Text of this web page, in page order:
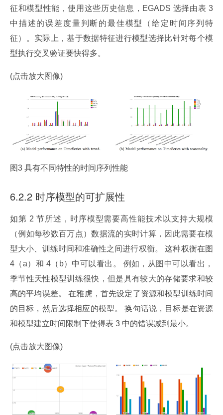
征和模型性能，使用这些历史信息，EGADS 选择由表 3
中描述的误差度量判断的最佳模型（给定时间序列特
征）。实际上，基于数据特征进行模型选择比针对每个模
型执行交叉验证要快得多。
(点击放大图像)
图3 具有不同特性的时间序列性能
6.2.2 时序模型的可扩展性
如第 2 节所述，时序模型需要高性能技术以支持大规模
（例如每秒数百万点）数据流的实时计算，因此需要在模
型大小、训练时间和准确性之间进行权衡。 这种权衡在图
4（a）和 4（b）中可以看出。 例如，从图中可以看出，
季节性天性模型训练很快，但是具有较大的存储要求和较
高的平均误差。 在雅虎，首先设定了资源和模型训练时间
的目标，然后选择相应的模型。 换句话说，目标是在资源
和模型建立时间限制下使得表 3 中的错误减到最小。
(点击放大图像)